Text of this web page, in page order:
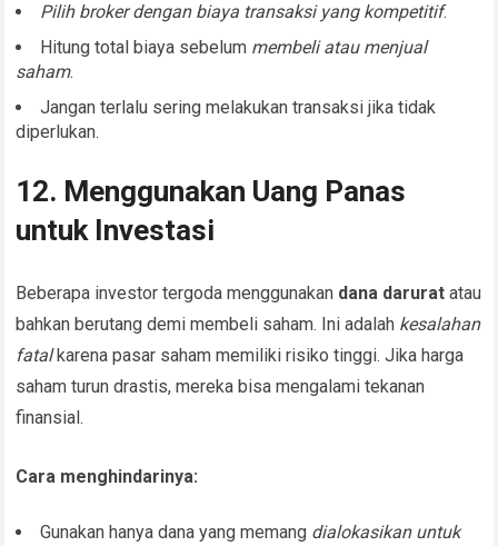
Pilih broker dengan biaya transaksi yang kompetitif.
Hitung total biaya sebelum membeli atau menjual
saham.
Jangan terlalu sering melakukan transaksi jika tidak
diperlukan.
12. Menggunakan Uang Panas
untuk Investasi
Beberapa investor tergoda menggunakan dana darurat atau
bahkan berutang demi membeli saham. Ini adalah kesalahan
fatalkarena pasar saham memiliki risiko tinggi. Jika harga
saham turun drastis, mereka bisa mengalami tekanan
finansial.
Cara menghindarinya:
Gunakan hanya dana yang memang dialokasikan untuk